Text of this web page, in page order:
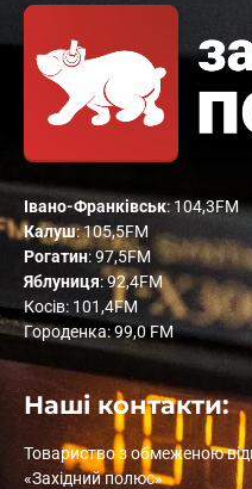
Івано-Франківськ: 104,3FM
Калуш: 105,5FM
Рогатин: 97,5FM
Яблуниця: 92,4FM
Косів: 101,4FM
Городенка: 99,0 FM
Наші контакти:
Товариство з обмеженою
«Західний полюс»